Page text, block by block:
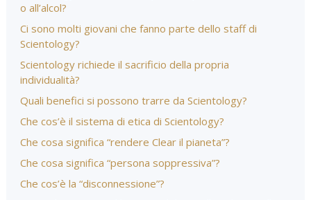
o all’alcol?
Ci sono molti giovani che fanno parte dello staff di
Scientology?
Scientology richiede il sacrificio della propria
individualità?
Quali benefici si possono trarre da Scientology?
Che cos’è il sistema di etica di Scientology?
Che cosa significa “rendere Clear il pianeta”?
Che cosa significa “persona soppressiva”?
Che cos’è la “disconnessione”?